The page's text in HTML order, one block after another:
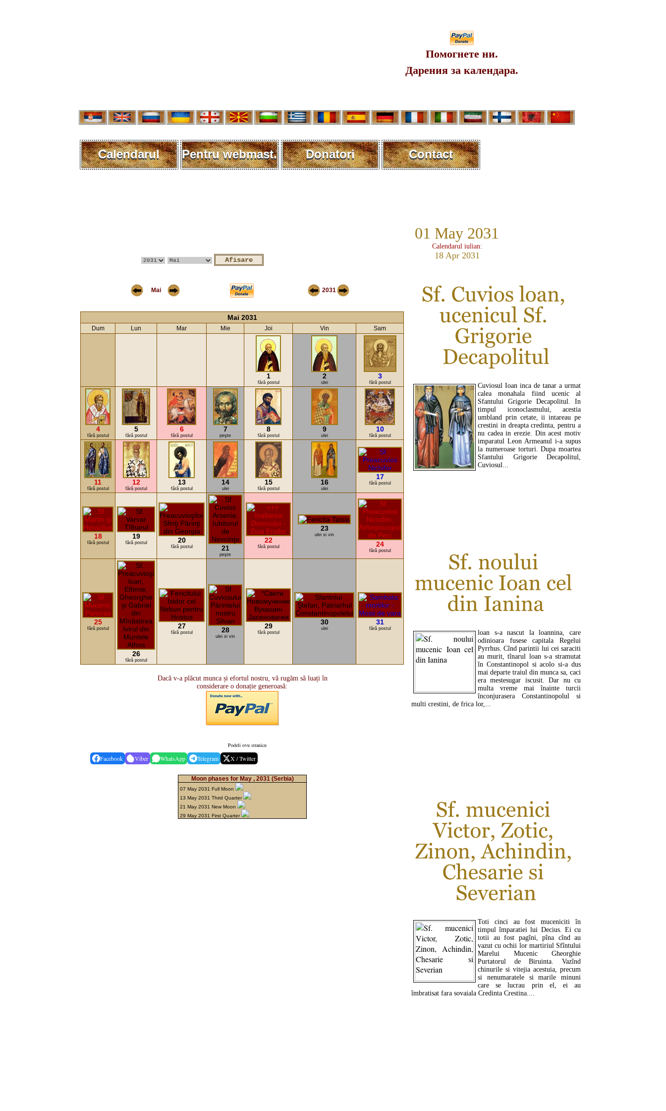
Помогнете ни.
Дарения за календара.
Calendarul Pentru webmast. Donatori Contact
01 May 2031
Calendarul iulian:
18 Apr 2031
Mai 2031
Cuviosul Ioan inca de tanar a urmat
calea monahala fiind ucenic al
Sfantului Grigorie Decapolitul. In
timpul iconoclasmului, acestia
umbland prin cetate, ii intareau pe
crestini in dreapta credinta, pentru a
nu cadea in erezie. Din acest motiv
imparatul Leon Armeanul i-a supus
la numeroase torturi. Dupa moartea
Sfantului Grigorie Decapolitul,
Cuviosul...
loan s-a nascut la loannina, care
odinioara fusese capitala Regelui
Pyrrhus. Cînd parintii lui cei saraciti
au murit, tînarul loan s-a stramutat
în Constantinopol si acolo si-a dus
mai departe traiul din munca sa, caci
era mestesugar iscusit. Dar nu cu
multa vreme mai înainte turcii
înconjurasera Constantinopolul si
multi crestini, de frica lor,...
Toti cinci au fost muceniciti în
timpul împaratiei lui Decius. Ei cu
totii au fost pagîni, pîna cînd au
vazut cu ochii lor martiriul Sfîntului
Marelui Mucenic Gheorghie
Purtatorul de Biruinta. Vazînd
chinurile si vitejia acestuia, precum
si nenumaratele si marile minuni
care se lucrau prin el, ei au
îmbratisat fara sovaiala Credinta Crestina....
Mai 2031
Dum Lun Mar Mie Joi Vin Sam
1
fără postul
2
ulei
3
fără postul
4
fără postul
5
fără postul
6
fără postul
7
peşte
8
fără postul
9
ulei
10
fără postul
11
fără postul
12
fără postul
13
fără postul
14
ulei
15
fără postul
16
ulei
17
fără postul
18
fără postul
19
fără postul 20
fără postul 21
peşte
22
fără postul
23
ulei si vin
24
fără postul
25
fără postul
26
fără postul
27
fără postul 28
ulei si vin
29
fără postul
30
ulei
31
fără postul
Dacă v-a plăcut munca și efortul nostru, vă rugăm să luați în
considerare o donație generoasă:
Podeli ovu stranicu
Facebook Viber WhatsApp Telegram X / Twitter
Moon phases for May , 2031 (Serbia)
07 May 2031 Full Moon
13 May 2031 Third Quarter
21 May 2031 New Moon
29 May 2031 First Quarter